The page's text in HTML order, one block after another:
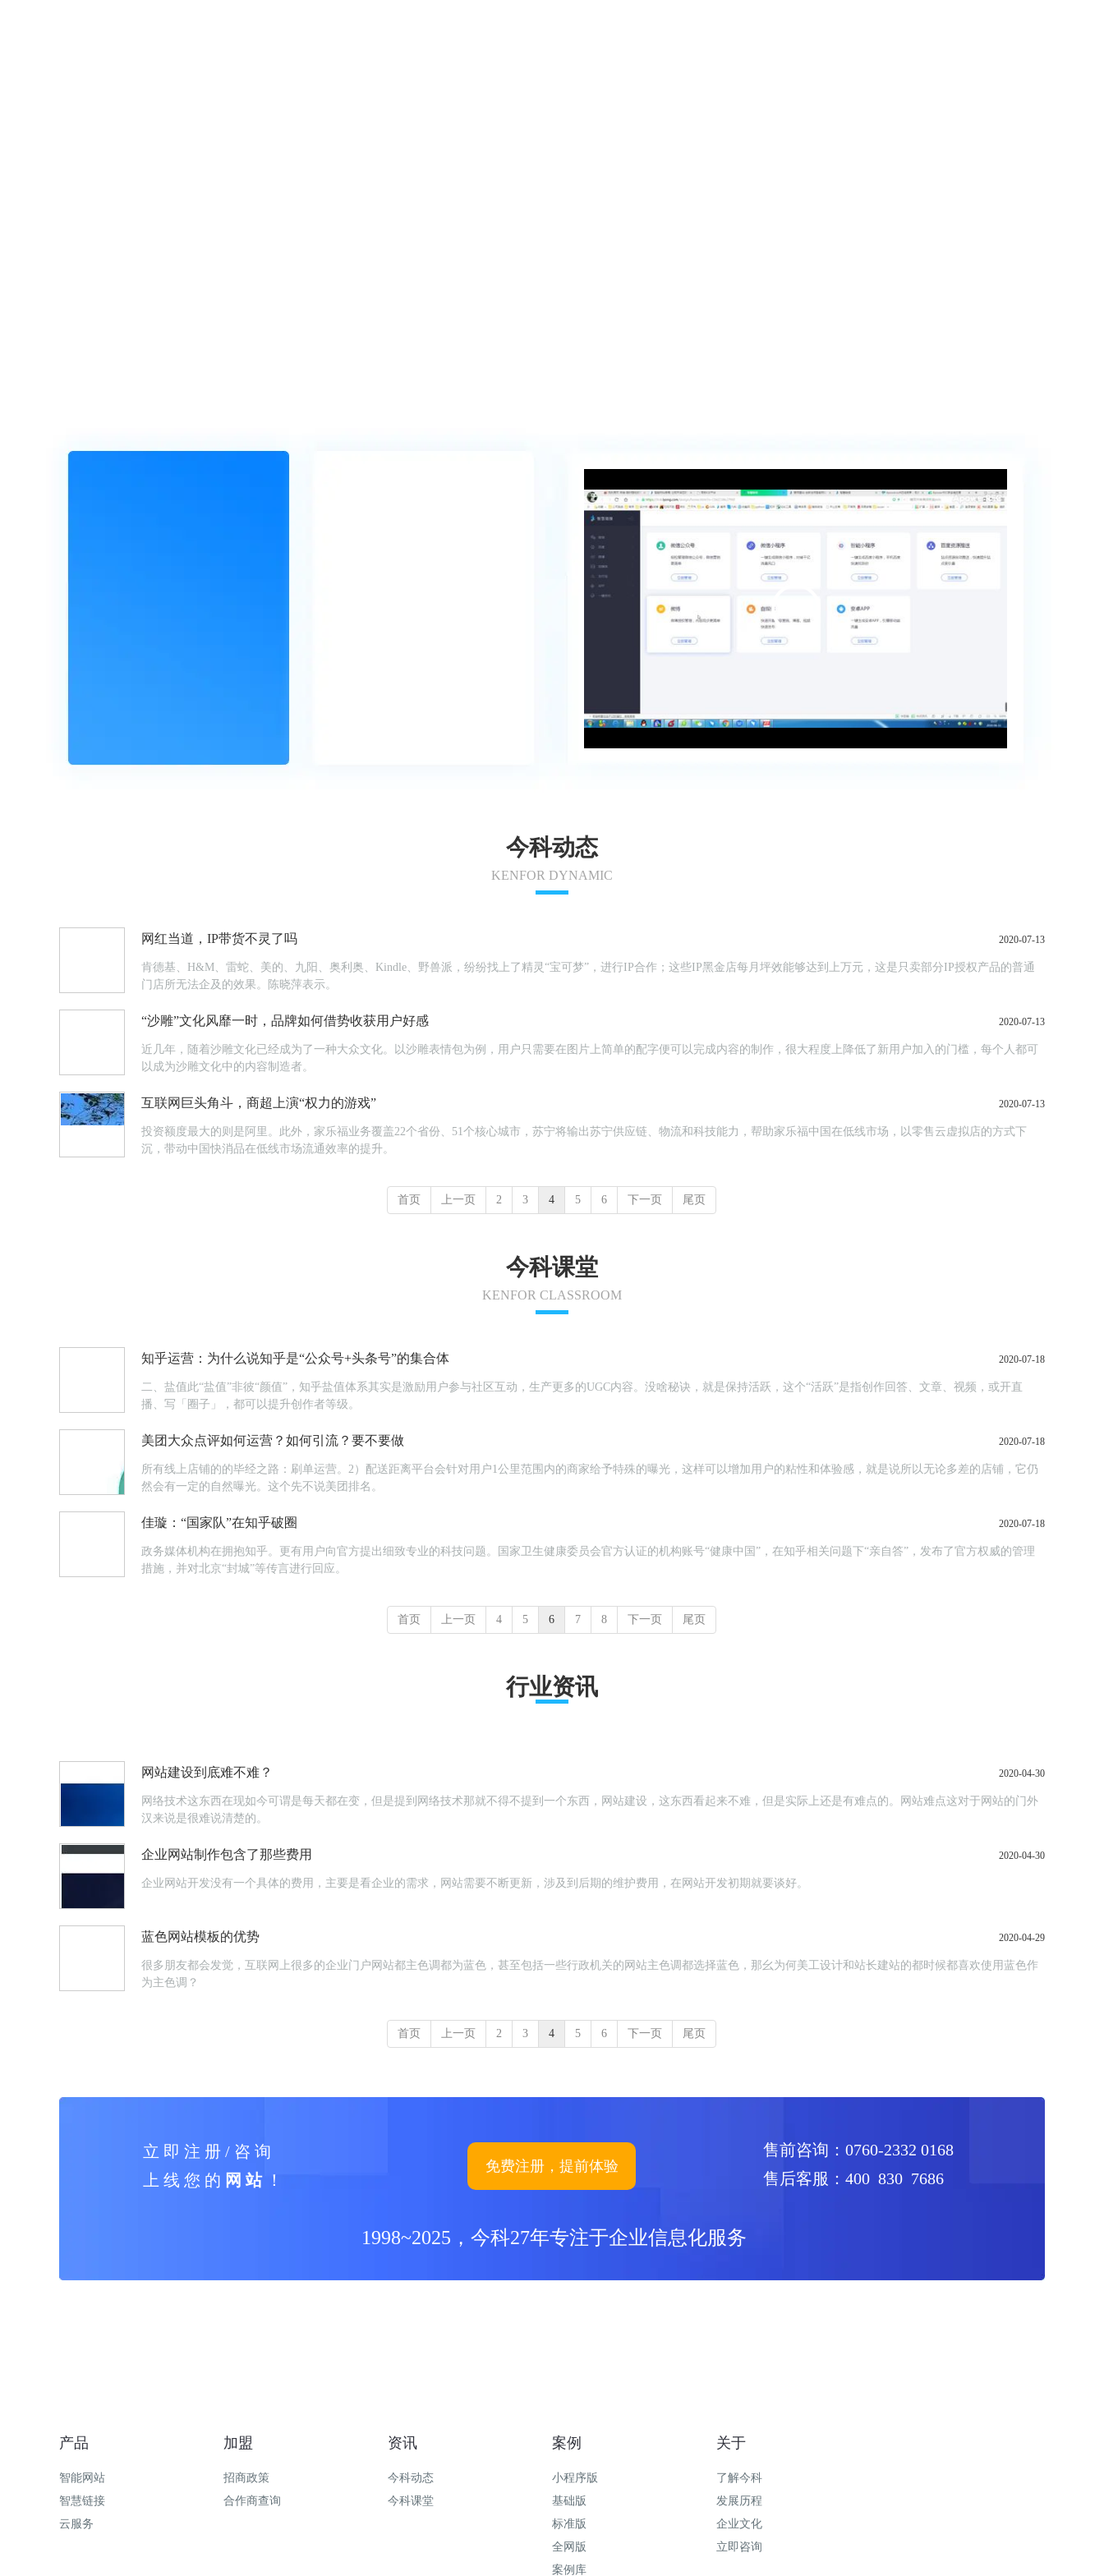
今科动态
KENFOR DYNAMIC
网红当道，IP带货不灵了吗 2020-07-13
肯德基、H&M、雷蛇、美的、九阳、奥利奥、Kindle、野兽派，纷纷找上了精灵“宝可梦”，进行IP合作；这些IP黑金店每月坪效能够达到上万元，这是只卖部分IP授权产品的普通
门店所无法企及的效果。陈晓萍表示。
“沙雕”文化风靡一时，品牌如何借势收获用户好感 2020-07-13
近几年，随着沙雕文化已经成为了一种大众文化。以沙雕表情包为例，用户只需要在图片上简单的配字便可以完成内容的制作，很大程度上降低了新用户加入的门槛，每个人都可
以成为沙雕文化中的内容制造者。
互联网巨头角斗，商超上演“权力的游戏” 2020-07-13
投资额度最大的则是阿里。此外，家乐福业务覆盖22个省份、51个核心城市，苏宁将输出苏宁供应链、物流和科技能力，帮助家乐福中国在低线市场，以零售云虚拟店的方式下
沉，带动中国快消品在低线市场流通效率的提升。
首页 上一页 2 3 4 5 6 下一页 尾页
今科课堂
KENFOR CLASSROOM
知乎运营：为什么说知乎是“公众号+头条号”的集合体 2020-07-18
二、盐值此“盐值”非彼“颜值”，知乎盐值体系其实是激励用户参与社区互动，生产更多的UGC内容。没啥秘诀，就是保持活跃，这个“活跃”是指创作回答、文章、视频，或开直
播、写「圈子」，都可以提升创作者等级。
美团大众点评如何运营？如何引流？要不要做 2020-07-18
所有线上店铺的的毕经之路：刷单运营。2）配送距离平台会针对用户1公里范围内的商家给予特殊的曝光，这样可以增加用户的粘性和体验感，就是说所以无论多差的店铺，它仍
然会有一定的自然曝光。这个先不说美团排名。
佳璇：“国家队”在知乎破圈 2020-07-18
政务媒体机构在拥抱知乎。更有用户向官方提出细致专业的科技问题。国家卫生健康委员会官方认证的机构账号“健康中国”，在知乎相关问题下“亲自答”，发布了官方权威的管理
措施，并对北京“封城”等传言进行回应。
首页 上一页 4 5 6 7 8 下一页 尾页
行业资讯
网站建设到底难不难？ 2020-04-30
网络技术这东西在现如今可谓是每天都在变，但是提到网络技术那就不得不提到一个东西，网站建设，这东西看起来不难，但是实际上还是有难点的。网站难点这对于网站的门外
汉来说是很难说清楚的。
企业网站制作包含了那些费用 2020-04-30
企业网站开发没有一个具体的费用，主要是看企业的需求，网站需要不断更新，涉及到后期的维护费用，在网站开发初期就要谈好。
蓝色网站模板的优势 2020-04-29
很多朋友都会发觉，互联网上很多的企业门户网站都主色调都为蓝色，甚至包括一些行政机关的网站主色调都选择蓝色，那幺为何美工设计和站长建站的都时候都喜欢使用蓝色作
为主色调？
首页 上一页 2 3 4 5 6 下一页 尾页
售前咨询：0760-2332 0168
售后客服：400 830 7686
1998~2025，今科27年专注于企业信息化服务
立 即 注 册 / 咨 询
上 线 您 的 网 站！
免费注册，提前体验
产品
智能网站
智慧链接
云服务
加盟
招商政策
合作商查询
资讯
今科动态
今科课堂
案例
小程序版
基础版
标准版
全网版
案例库
关于
了解今科
发展历程
企业文化
立即咨询